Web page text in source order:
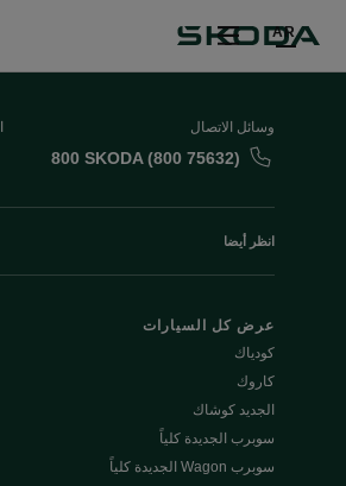
AR
وسائل الاتصال
800 SKODA (800 75632)
انظر أيضا
عرض كل السيارات
كودياك
كاروك
الجديد كوشاك
سوبرب الجديدة كلياً
سوبرب Wagon الجديدة كلياً